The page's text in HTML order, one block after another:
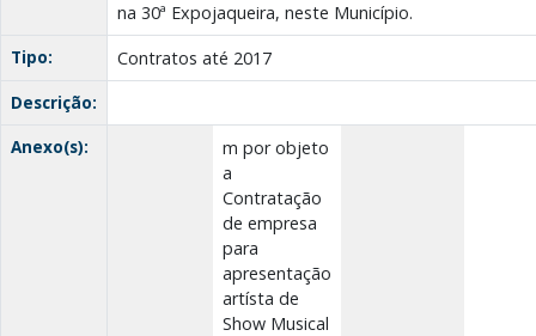
na 30ª Expojaqueira, neste Município.
Tipo:
Contratos até 2017
Descrição:
Anexo(s):
m por objeto
a
Contratação
de empresa
para
apresentação
artísta de
Show Musical